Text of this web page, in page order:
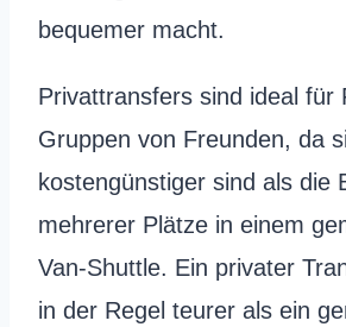
bequemer macht.
Privattransfers sind ideal für
Gruppen von Freunden, da
kostengünstiger sind als die
mehrerer Plätze in einem
Van-Shuttle. Ein privater
in der Regel teurer als ein